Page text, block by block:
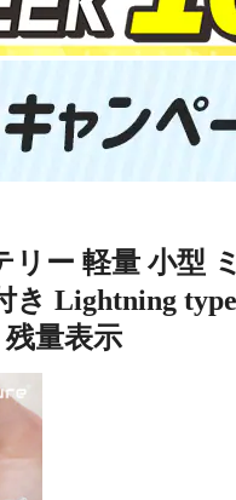
ー 軽量 小型
Lightning
量表示